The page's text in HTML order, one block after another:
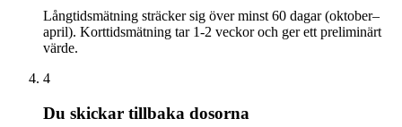
Långtidsmätning sträcker sig över minst 60 dagar (oktober–
april). Korttidsmätning tar 1-2 veckor och ger ett preliminärt
värde.
4
Du skickar tillbaka dosorna